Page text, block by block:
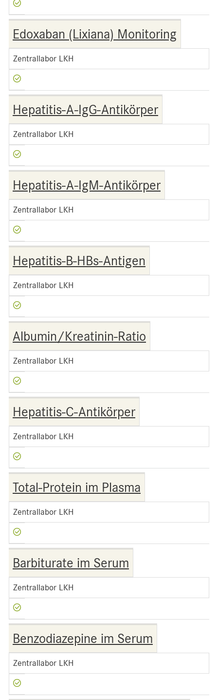
Edoxaban (Lixiana) Monitoring
Zentrallabor LKH
Hepatitis-A-IgG-Antikörper
Zentrallabor LKH
Hepatitis-A-IgM-Antikörper
Zentrallabor LKH
Hepatitis-B-HBs-Antigen
Zentrallabor LKH
Albumin/Kreatinin-Ratio
Zentrallabor LKH
Hepatitis-C-Antikörper
Zentrallabor LKH
Total-Protein im Plasma
Zentrallabor LKH
Barbiturate im Serum
Zentrallabor LKH
Benzodiazepine im Serum
Zentrallabor LKH